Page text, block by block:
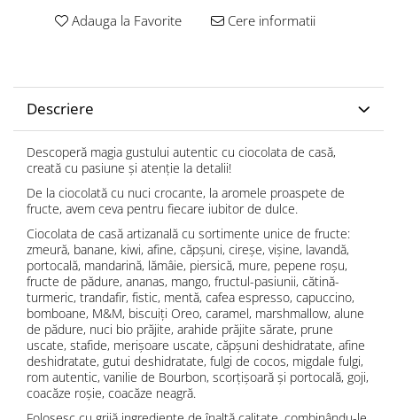
Adauga la Favorite Cere informatii
Descriere
Descoperă magia gustului autentic cu ciocolata de casă,
creată cu pasiune și atenție la detalii!
De la ciocolată cu nuci crocante, la aromele proaspete de
fructe, avem ceva pentru fiecare iubitor de dulce.
Ciocolata de casă artizanală cu sortimente unice de fructe:
zmeură, banane, kiwi, afine, căpșuni, cireșe, vișine, lavandă,
portocală, mandarină, lămâie, piersică, mure, pepene roșu,
fructe de pădure, ananas, mango, fructul-pasiunii, cătină-
turmeric, trandafir, fistic, mentă, cafea espresso, capuccino,
bomboane, M&M, biscuiți Oreo, caramel, marshmallow, alune
de pădure, nuci bio prăjite, arahide prăjite sărate, prune
uscate, stafide, merișoare uscate, căpșuni deshidratate, afine
deshidratate, gutui deshidratate, fulgi de cocos, migdale fulgi,
rom autentic, vanilie de Bourbon, scorțișoară și portocală, goji,
coacăze roșie, coacăze neagră.